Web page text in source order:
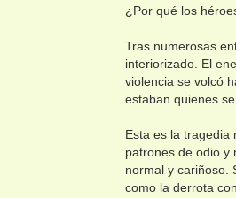
¿Por qué los
Tras numerosas
interiorizado. El
violencia se volcó
estaban quienes
Esta es la tragedia
patrones de odio y
normal y cariñoso.
como la derrota